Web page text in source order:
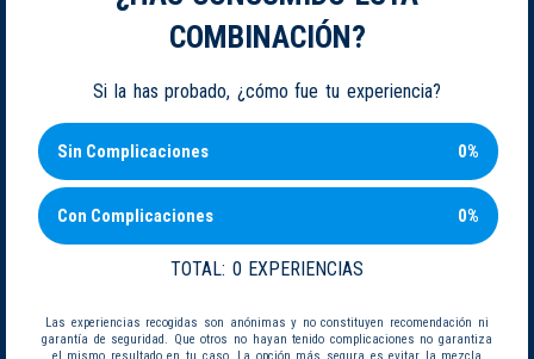
COMBINACIÓN?
Si la has probado, ¿cómo fue tu experiencia?
Sin Complicaciones 0%
Con Complicaciones 0%
TOTAL: 0 EXPERIENCIAS
Las experiencias recogidas son anónimas y no constituyen recomendación ni
garantía de seguridad. Que otros no hayan tenido complicaciones no garantiza